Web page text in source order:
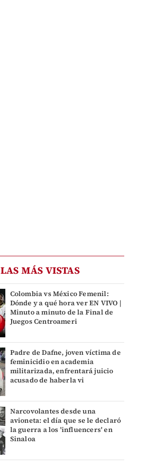
LAS MÁS VISTAS
Colombia vs México Femenil:
Dónde y a qué hora ver EN VIVO |
Minuto a minuto de la Final de
Juegos Centroameri
Padre de Dafne, joven víctima de
feminicidio en academia
militarizada, enfrentará juicio
acusado de haberla vi
Narcovolantes desde una
avioneta: el día que se le declaró
la guerra a los 'influencers' en
Sinaloa